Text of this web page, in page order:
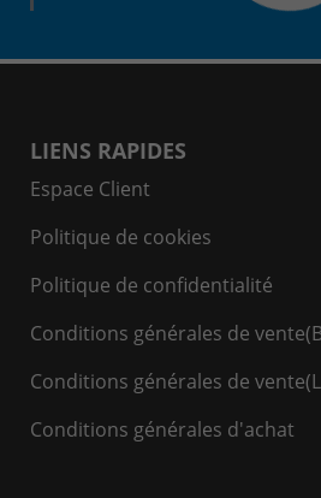
LIENS RAPIDES
Espace Client
Politique de cookies
Politique de confidentialité
Conditions générales de
Conditions générales de
Conditions générales d'achat